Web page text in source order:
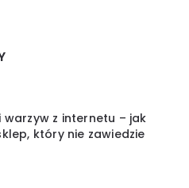
warzyw z internetu – jak
który nie zawiedzie